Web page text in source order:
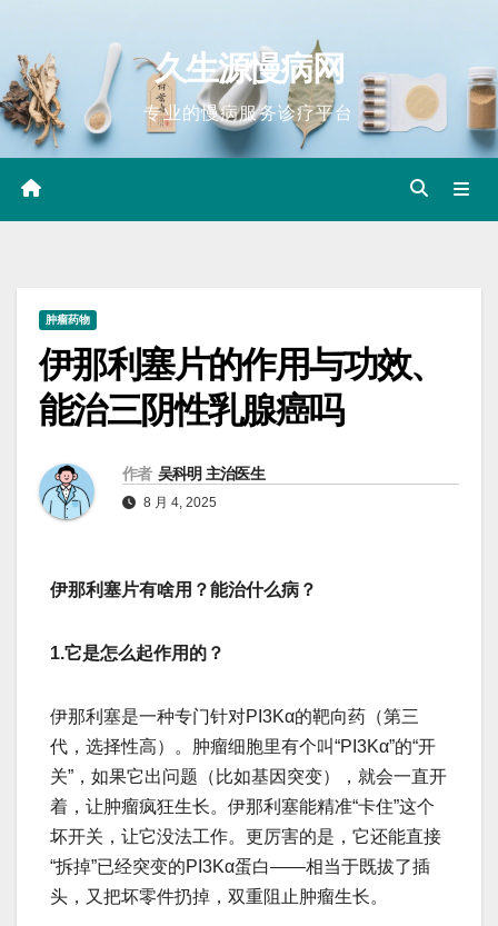
content
久生源慢病网
专业的慢病服务诊疗平台
肿瘤药物
伊那利塞片的作用与功效、
能治三阴性乳腺癌吗
作者 吴科明 主治医生
8 月 4, 2025
伊那利塞片有啥用？能治什么病？
1.它是怎么起作用的？
伊那利塞是一种​​专门针对PI3Kα的靶向药​​（第三
代，选择性高）。肿瘤细胞里有个叫“PI3Kα”的“开
关”，如果它出问题（比如基因突变），就会一直开
着，让肿瘤疯狂生长。伊那利塞能精准“卡住”这个
坏开关，让它没法工作。更厉害的是，它还能直接
“拆掉”已经突变的PI3Kα蛋白——相当于既拔了插
头，又把坏零件扔掉，双重阻止肿瘤生长。